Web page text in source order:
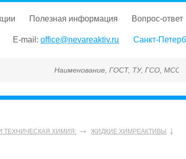
полезная информация вопрос-ответ
E-mail: office@nevareaktiv.ru Санкт-
Наименование, ГОСТ, ТУ, ГСО, МСО, ОСО,
ТЕХНИЧЕСКАЯ ХИМИЯ: ЖИДКИЕ ХИМРЕАКТИВЫ